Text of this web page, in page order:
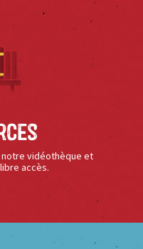
vidéothèque et
accès.